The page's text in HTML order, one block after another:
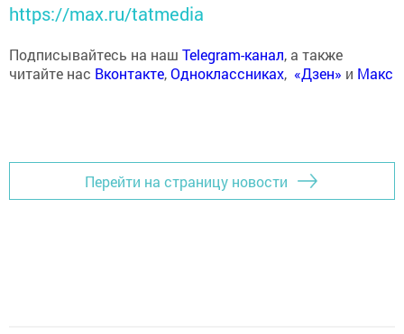
https://max.ru/tatmedia
Подписывайтесь на наш Telegram-канал, а также
читайте нас Вконтакте,Одноклассниках, «Дзен» и Макс
Перейти на страницу новости